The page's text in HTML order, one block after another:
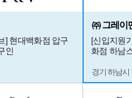
] 현대백화점 압구
인
㈜ 그레이
[신입지원
화점 하남
경기 하남시